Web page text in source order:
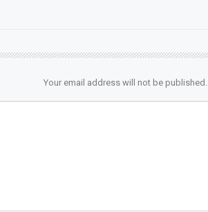
Your email address will not be published.